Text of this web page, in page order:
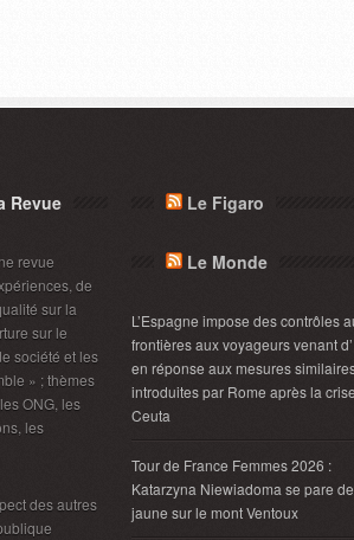
Revue
revue
de
sur la
sur le
société et les
» ; thèmes
ONG, les
les
des autres
Le Figaro
Le Monde
L’Espagne impose des contrôles
frontières aux voyageurs venant
en réponse aux mesures
introduites par Rome après la
Ceuta
Tour de France Femmes 2026 :
Katarzyna Niewiadoma se pare de
jaune sur le mont Ventoux